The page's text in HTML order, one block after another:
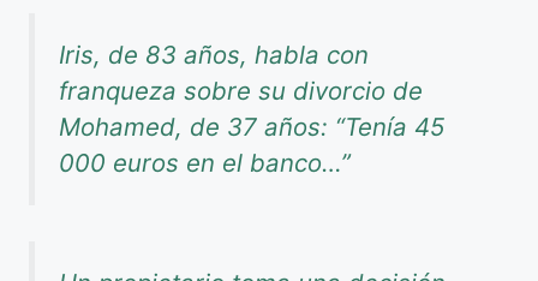
Iris, de 83 años, habla con
franqueza sobre su divorcio de
Mohamed, de 37 años: “Tenía 45
000 euros en el banco…”